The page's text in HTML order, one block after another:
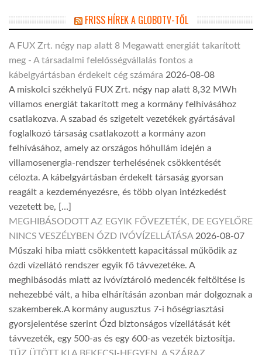
FRISS HÍREK A GLOBOTV-TŐL
A FUX Zrt. négy nap alatt 8 Megawatt energiát takarított
meg - A társadalmi felelősségvállalás fontos a
kábelgyártásban érdekelt cég számára 2026-08-08
A miskolci székhelyű FUX Zrt. négy nap alatt 8,32 MWh
villamos energiát takarított meg a kormány felhívásához
csatlakozva. A szabad és szigetelt vezetékek gyártásával
foglalkozó társaság csatlakozott a kormány azon
felhívásához, amely az országos hőhullám idején a
villamosenergia-rendszer terhelésének csökkentését
célozta. A kábelgyártásban érdekelt társaság gyorsan
reagált a kezdeményezésre, és több olyan intézkedést
vezetett be, […]
MEGHIBÁSODOTT AZ EGYIK FŐVEZETÉK, DE EGYELŐRE
NINCS VESZÉLYBEN ÓZD IVÓVÍZELLÁTÁSA 2026-08-07
Műszaki hiba miatt csökkentett kapacitással működik az
ózdi vízellátó rendszer egyik fő távvezetéke. A
meghibásodás miatt az ivóvíztároló medencék feltöltése is
nehezebbé vált, a hiba elhárításán azonban már dolgoznak a
szakemberek.A kormány augusztus 7-i hőségriasztási
gyorsjelentése szerint Ózd biztonságos vízellátását két
távvezeték, egy 500-as és egy 600-as vezeték biztosítja.
TŰZ ÜTÖTT KI A BEKECSI-HEGYEN, A SZÁRAZ